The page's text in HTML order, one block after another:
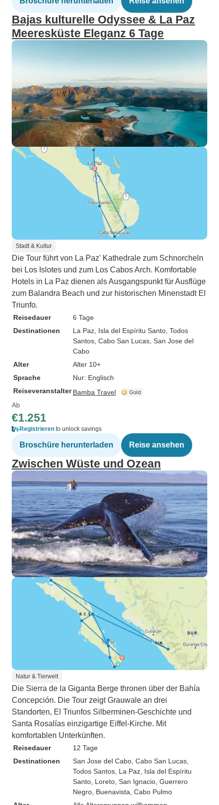
Bajas kulturelle Odyssee & La Paz
Meeresküste Eleganz 6 Tage
Stadt & Kultur
Die Tour führt von La Paz' Kathedrale zum Schnorcheln
bei Los Islotes und zum Los Cabos Arch. Komfortable
Hotels in La Paz dienen als Ausgangspunkt für Ausflüge
zum Balandra Beach und zur historischen Minenstadt El
Triunfo.
Reisedauer
6 Tage
Destinationen
La Paz , Isla del Espíritu Santo , Todos
Santos , Cabo San Lucas , San Jose del
Cabo
Alter
Alter 10+
Sprache
Nur: Englisch
Reiseveranstalter Bamba Travel
Ab
€1.251
Registrieren to unlock savings
Broschüre herunterladen Reise ansehen
Zwischen Wüste und Ozean
Natur & Tierwelt
Die Sierra de la Giganta Berge thronen über der Bahía
Concepción. Die Tour zeigt Grauwale an drei
Standorten, El Triunfos Silberminen-Geschichte und
Santa Rosalías einzigartige Eiffel-Kirche. Mit
komfortablen Unterkünften.
Reisedauer
12 Tage
Destinationen
San Jose del Cabo , Cabo San Lucas
Todos Santos , La Paz , Isla del Espíritu
Santo , Loreto , San Ignacio , Guerrero
Negro , Buenavista , Cabo Pulmo